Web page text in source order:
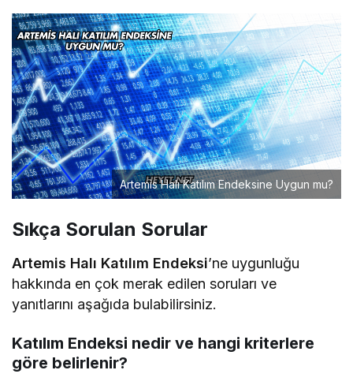
Artemis Halı Katılım Endeksine Uygun mu?
Sıkça Sorulan Sorular
Artemis Halı Katılım Endeksi’ne uygunluğu
hakkında en çok merak edilen soruları ve
yanıtlarını aşağıda bulabilirsiniz.
Katılım Endeksi nedir ve hangi kriterlere
göre belirlenir?